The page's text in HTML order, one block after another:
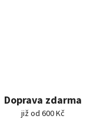
Doprava zdarma
již od 600 Kč